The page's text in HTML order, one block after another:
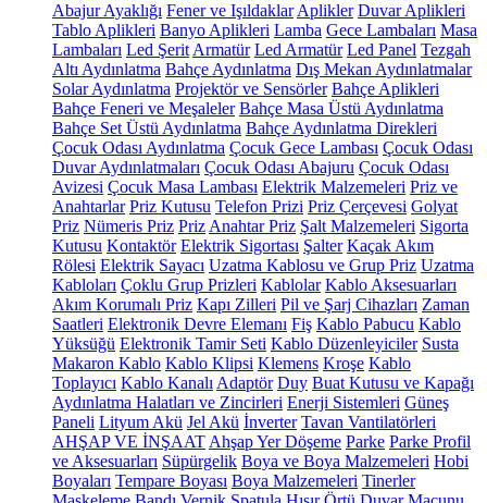
Abajur Ayaklığı Fener ve Işıldaklar Aplikler Duvar Aplikleri
Tablo Aplikleri Banyo Aplikleri Lamba Gece Lambaları Masa
Lambaları Led Şerit Armatür Led Armatür Led Panel Tezgah
Altı Aydınlatma Bahçe Aydınlatma Dış Mekan Aydınlatmalar
Solar Aydınlatma Projektör ve Sensörler Bahçe Aplikleri
Bahçe Feneri ve Meşaleler Bahçe Masa Üstü Aydınlatma
Bahçe Set Üstü Aydınlatma Bahçe Aydınlatma Direkleri
Çocuk Odası Aydınlatma Çocuk Gece Lambası Çocuk Odası
Duvar Aydınlatmaları Çocuk Odası Abajuru Çocuk Odası
Avizesi Çocuk Masa Lambası Elektrik Malzemeleri Priz ve
Anahtarlar Priz Kutusu Telefon Prizi Priz Çerçevesi Golyat
Priz Nümeris Priz Priz Anahtar Priz Şalt Malzemeleri Sigorta
Kutusu Kontaktör Elektrik Sigortası Şalter Kaçak Akım
Rölesi Elektrik Sayacı Uzatma Kablosu ve Grup Priz Uzatma
Kabloları Çoklu Grup Prizleri Kablolar Kablo Aksesuarları
Akım Korumalı Priz Kapı Zilleri Pil ve Şarj Cihazları Zaman
Saatleri Elektronik Devre Elemanı Fiş Kablo Pabucu Kablo
Yüksüğü Elektronik Tamir Seti Kablo Düzenleyiciler Susta
Makaron Kablo Kablo Klipsi Klemens Kroşe Kablo
Toplayıcı Kablo Kanalı Adaptör Duy Buat Kutusu ve Kapağı
Aydınlatma Halatları ve Zincirleri Enerji Sistemleri Güneş
Paneli Lityum Akü Jel Akü İnverter Tavan Vantilatörleri
AHŞAP VE İNŞAAT Ahşap Yer Döşeme Parke Parke Profil
ve Aksesuarları Süpürgelik Boya ve Boya Malzemeleri Hobi
Boyaları Tempare Boyası Boya Malzemeleri Tinerler